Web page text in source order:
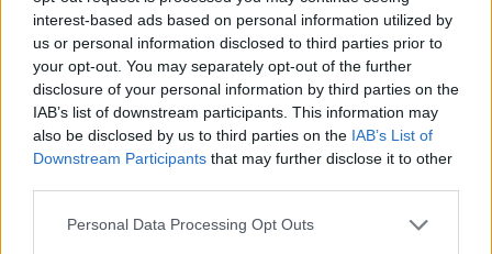
interest-based ads based on personal information utilized by
us or personal information disclosed to third parties prior to
your opt-out. You may separately opt-out of the further
disclosure of your personal information by third parties on the
IAB’s list of downstream participants. This information may
also be disclosed by us to third parties on the IAB’s List of
Downstream Participants that may further disclose it to other
Personal Data Processing Opt Outs
In de zomer van2020had Manchester City maar liefst 45